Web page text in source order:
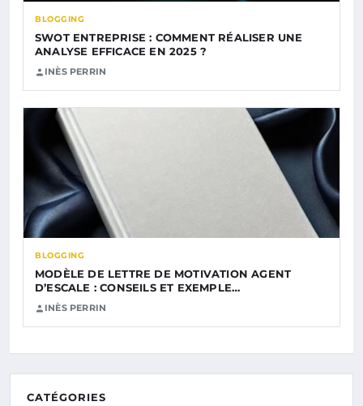
BLOGGING
SWOT ENTREPRISE : COMMENT RÉALISER UNE
ANALYSE EFFICACE EN 2025 ?
INÈS PERRIN
BLOGGING
MODÈLE DE LETTRE DE MOTIVATION AGENT
D’ESCALE : CONSEILS ET EXEMPLE…
INÈS PERRIN
CATÉGORIES